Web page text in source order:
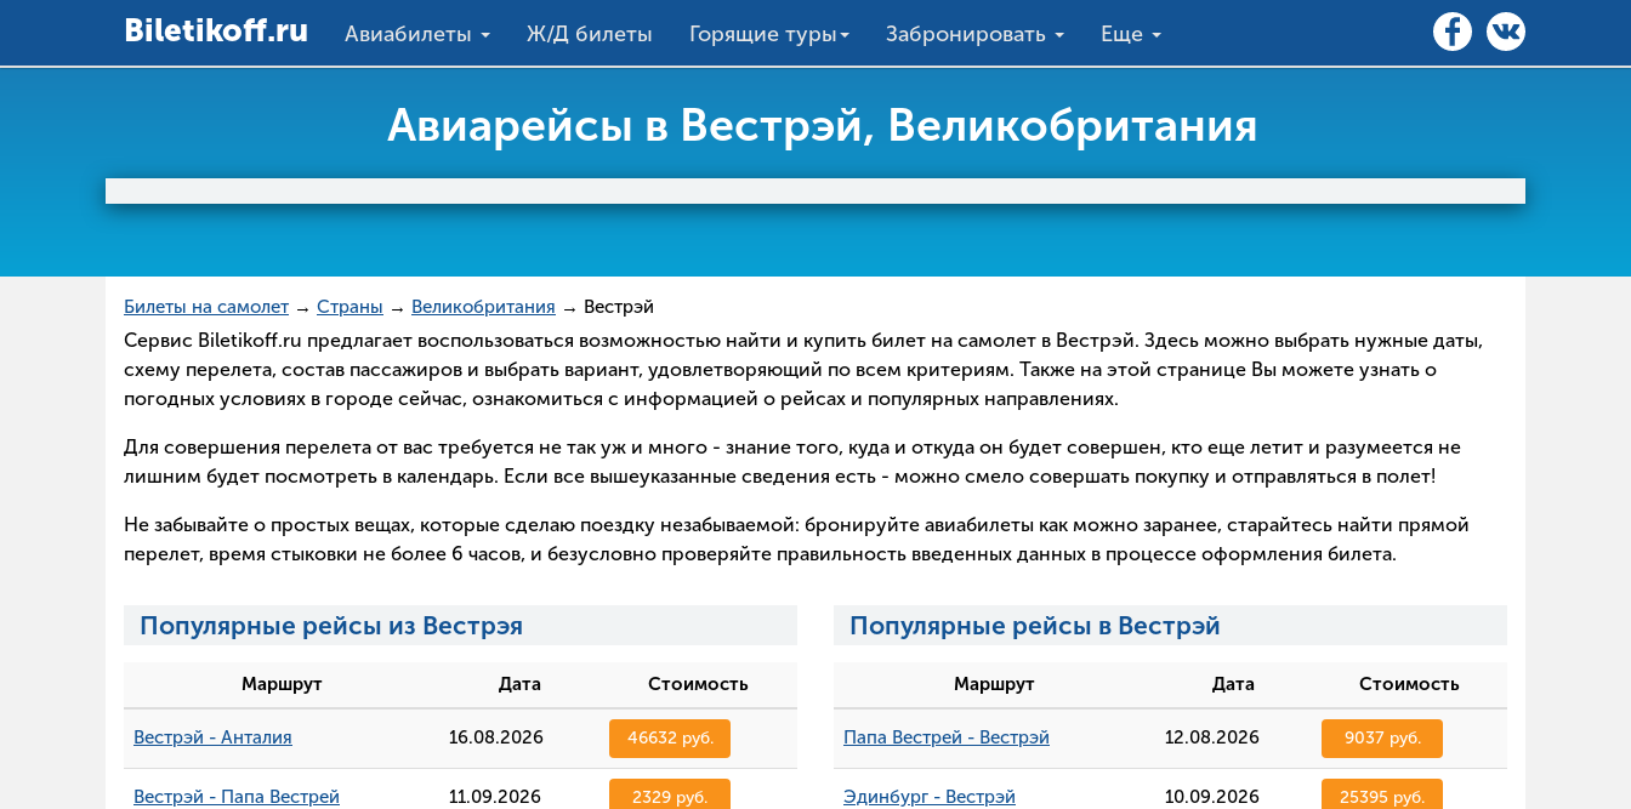
Вiletikoff.ru Авиабилеты Ж/Д билеты Горящие туры Забронировать Еще
Авиарейсы в Вестрэй, Великобритания
Билеты на самолет → Страны → Великобритания → Вестрэй
Сервис Biletikoff.ru предлагает воспользоваться возможностью найти и купить билет на самолет в Вестрэй. Здесь можно выбрать нужные даты,
схему перелета, состав пассажиров и выбрать вариант, удовлетворяющий по всем критериям. Также на этой странице Вы можете узнать о
погодных условиях в городе сейчас, ознакомиться с информацией о рейсах и популярных направлениях.
Для совершения перелета от вас требуется не так уж и много - знание того, куда и откуда он будет совершен, кто еще летит и разумеется не
лишним будет посмотреть в календарь. Если все вышеуказанные сведения есть - можно смело совершать покупку и отправляться в полет!
Не забывайте о простых вещах, которые сделаю поездку незабываемой: бронируйте авиабилеты как можно заранее, старайтесь найти прямой
перелет, время стыковки не более 6 часов, и безусловно проверяйте правильность введенных данных в процессе оформления билета.
Популярные рейсы из Вестрэя
Маршрут Дата Стоимость
Вестрэй - Анталия 16.08.2026 46632 руб.
Вестрэй - Папа Вестрей 11.09.2026 2329 руб.
Популярные рейсы в Вестрэй
Маршрут Дата Стоимость
Папа Вестрей - Вестрэй 12.08.2026 9037 руб.
Эдинбург - Вестрэй 10.09.2026 25395 руб.